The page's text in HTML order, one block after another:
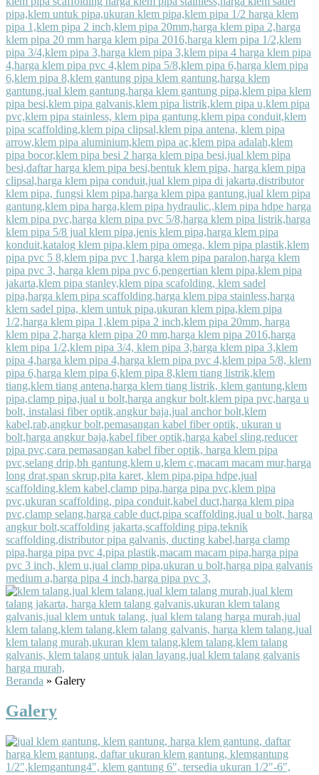
Beranda » Galery
Galery